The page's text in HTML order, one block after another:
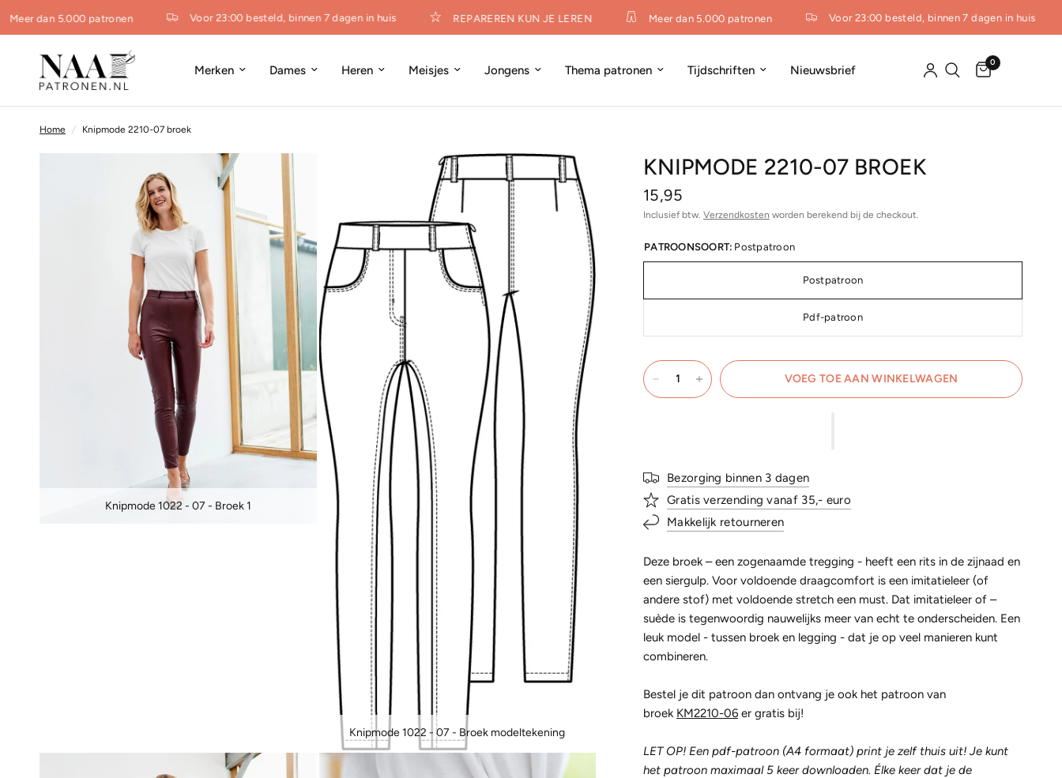
Meer dan 5.000 patronen Voor 23:00 besteld, binnen 7 dagen in huis REPAREREN KUN JE LEREN Meer dan 5.000 patronen Voor 23:00 besteld, binnen 7 dagen in huis
Merken Dames Heren Meisjes Jongens Thema patronen Tijdschriften Nieuwsbrief
0
Home / Knipmode 2210-07 broek
Knipmode 1022 - 07 - Broek 1
Knipmode 1022 - 07 - Broek modeltekening
KNIPMODE 2210-07 BROEK
15,95
Inclusief btw. Verzendkosten worden berekend bij de checkout.
PATROONSOORT: Postpatroon
Postpatroon
Pdf-patroon
VOEG TOE AAN WINKELWAGEN
Bezorging binnen 3 dagen
Gratis verzending vanaf 35,- euro
Makkelijk retourneren
Deze broek – een zogenaamde tregging - heeft een rits in de zijnaad en
een siergulp. Voor voldoende draagcomfort is een imitatieleer (of
andere stof) met voldoende stretch een must. Dat imitatieleer of –
suède is tegenwoordig nauwelijks meer van echt te onderscheiden. Een
leuk model - tussen broek en legging - dat je op veel manieren kunt
combineren.
Bestel je dit patroon dan ontvang je ook het patroon van
broek KM2210-06 er gratis bij!
LET OP! Een pdf-patroon (A4 formaat) print je zelf thuis uit! Je kunt
het patroon maximaal 5 keer downloaden. Élke keer dat je de